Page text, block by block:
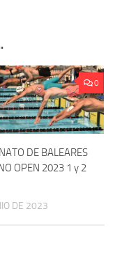
0
DE BALEARES
OPEN 2023 1 y 2
DE 2023